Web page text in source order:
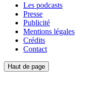
Les podcasts
Presse
Publicité
Mentions légales
Crédits
Contact
Haut de page